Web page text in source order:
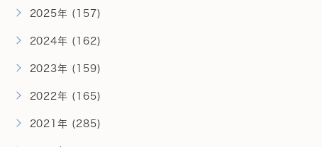
2025年 (157)
2024年 (162)
2023年 (159)
2022年 (165)
2021年 (285)